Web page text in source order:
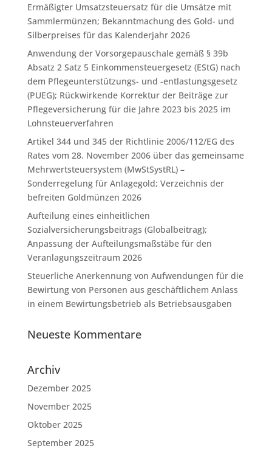
Ermäßigter Umsatzsteuersatz für die Umsätze mit
Sammlermünzen; Bekanntmachung des Gold- und
Silberpreises für das Kalenderjahr 2026
Anwendung der Vorsorgepauschale gemäß § 39b
Absatz 2 Satz 5 Einkommensteuergesetz (EStG) nach
dem Pflegeunterstützungs- und -entlastungsgesetz
(PUEG); Rückwirkende Korrektur der Beiträge zur
Pflegeversicherung für die Jahre 2023 bis 2025 im
Lohnsteuerverfahren
Artikel 344 und 345 der Richtlinie 2006/112/EG des
Rates vom 28. November 2006 über das gemeinsame
Mehrwertsteuersystem (MwStSystRL) –
Sonderregelung für Anlagegold; Verzeichnis der
befreiten Goldmünzen 2026
Aufteilung eines einheitlichen
Sozialversicherungsbeitrags (Globalbeitrag);
Anpassung der Aufteilungsmaßstäbe für den
Veranlagungszeitraum 2026
Steuerliche Anerkennung von Aufwendungen für die
Bewirtung von Personen aus geschäftlichem Anlass
in einem Bewirtungsbetrieb als Betriebsausgaben
Neueste Kommentare
Archiv
Dezember 2025
November 2025
Oktober 2025
September 2025